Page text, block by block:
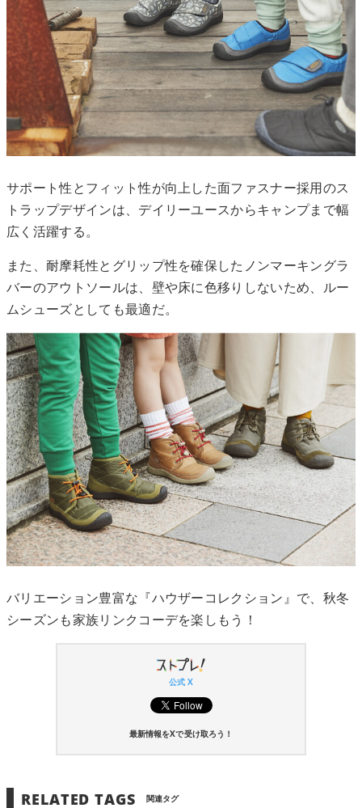
サポート性とフィット性が向上した面ファスナー採用のス
トラップデザインは、デイリーユースからキャンプまで幅
広く活躍する。
また、耐摩耗性とグリップ性を確保したノンマーキングラ
バーのアウトソールは、壁や床に色移りしないため、ルー
ムシューズとしても最適だ。
バリエーション豊富な『ハウザーコレクション』で、秋冬
シーズンも家族リンクコーデを楽しもう！
公式 X
最新情報をXで受け取ろう！
RELATED TAGS 関連タグ